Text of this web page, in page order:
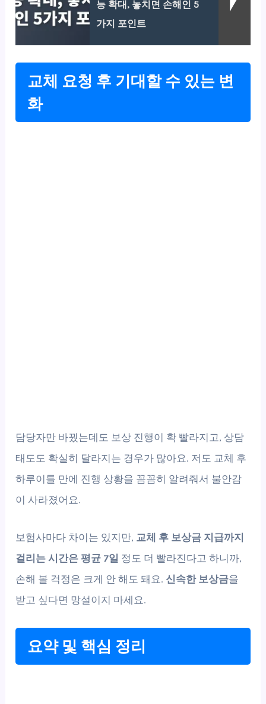
능 확대, 놓치면 손해인 5
가지 포인트
교체 요청 후 기대할 수 있는 변
화
담당자만 바꿨는데도 보상 진행이 확 빨라지고, 상담
태도도 확실히 달라지는 경우가 많아요. 저도 교체 후
하루이틀 만에 진행 상황을 꼼꼼히 알려줘서 불안감
이 사라졌어요.
보험사마다 차이는 있지만, 교체 후 보상금 지급까지
걸리는 시간은 평균 7일 정도 더 빨라진다고 하니까,
손해 볼 걱정은 크게 안 해도 돼요. 신속한 보상금을
받고 싶다면 망설이지 마세요.
요약 및 핵심 정리